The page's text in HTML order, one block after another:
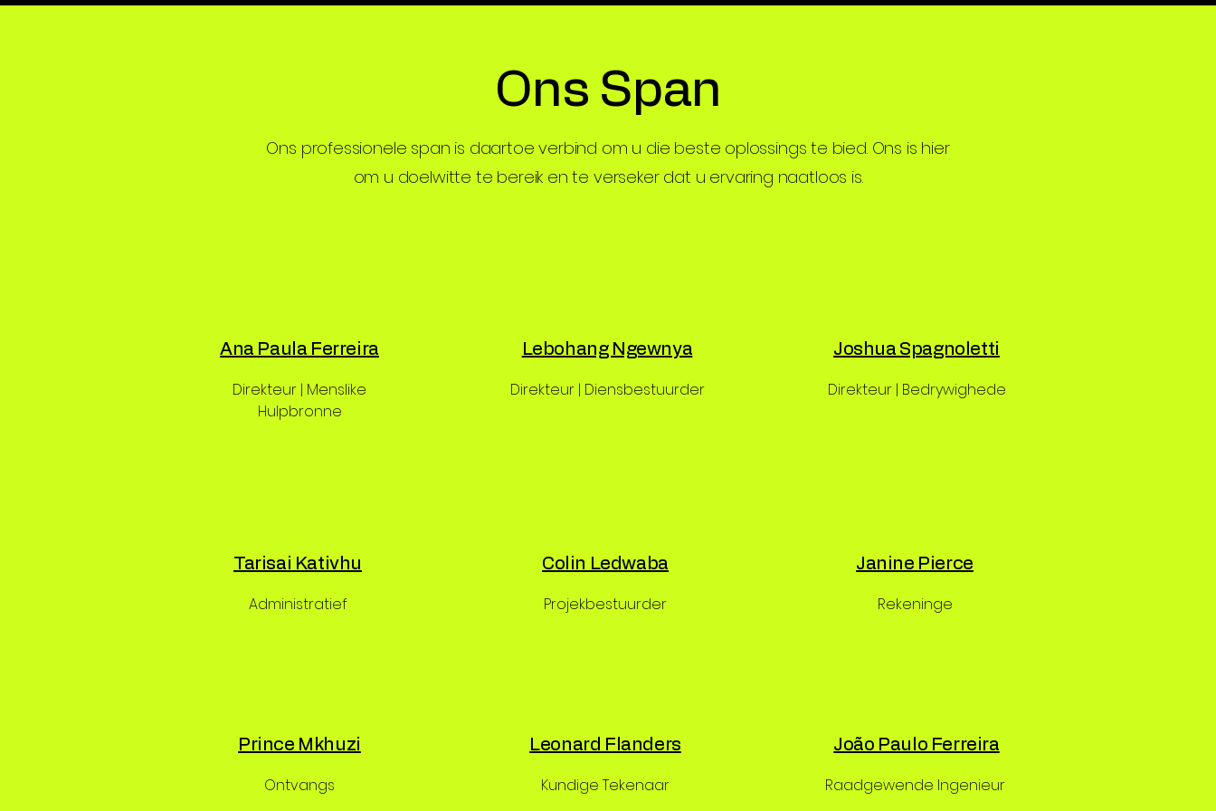
Ons Span
Ons professionele span is daartoe verbind om u die beste oplossings te bied. Ons is hier
om u doelwitte te bereik en te verseker dat u ervaring naatloos is.
Ana Paula Ferreira
Direkteur | Menslike
Hulpbronne
Tarisai Kativhu
Administratief
Prince Mkhuzi
Ontvangs
Lebohang Ngewnya
Direkteur | Diensbestuurder
Colin Ledwaba
Projekbestuurder
Leonard Flanders
Kundige Tekenaar
Joshua Spagnoletti
Direkteur | Bedrywighede
Janine Pierce
Rekeninge
João Paulo Ferreira
Raadgewende Ingenieur